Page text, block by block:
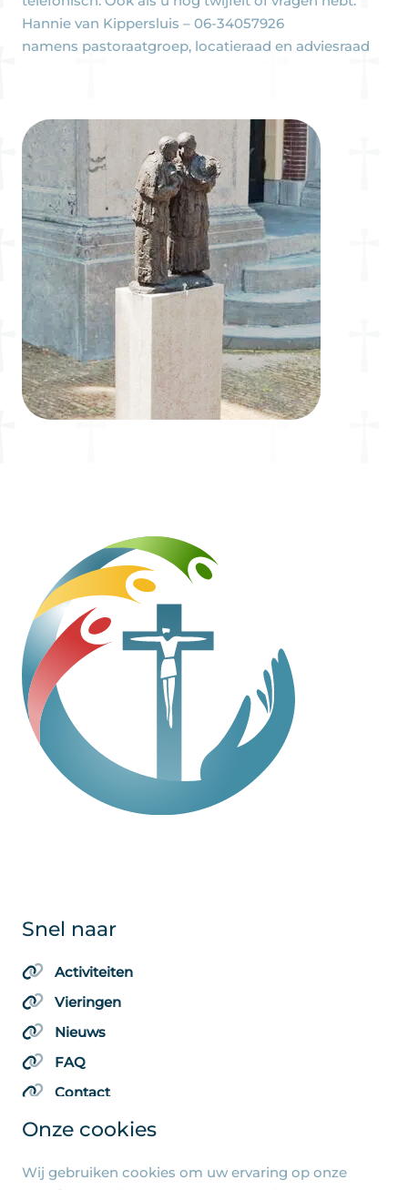
Onze cookies
Wij gebruiken cookies om uw ervaring op onze
Hannie van Kippersluis – 06-34057926
namens pastoraatgroep, locatieraad en adviesraad
Snel naar
Activiteiten
Vieringen
Nieuws
FAQ
Contact